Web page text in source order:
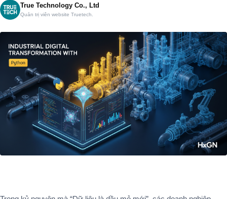
True Technology Co., Ltd
Quản trị viên website Truetech.